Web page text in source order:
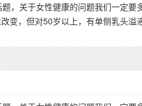
，关于女性健康的问题我们一定要
变，但对50岁以上，有单侧乳头溢